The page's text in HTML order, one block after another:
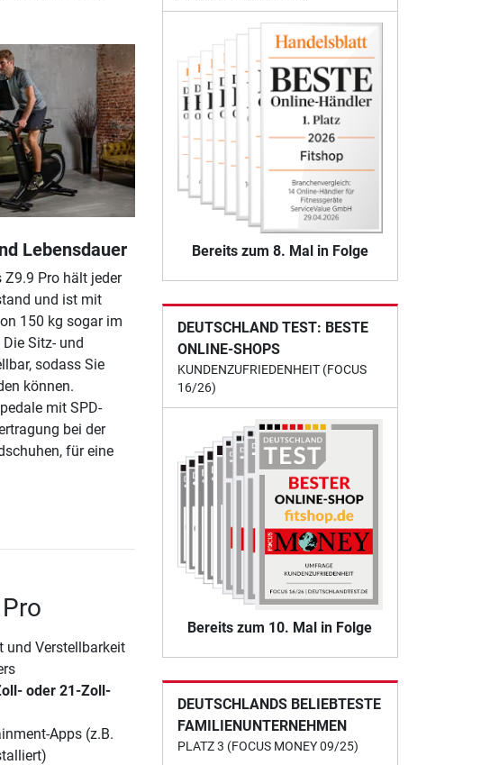
Lebensdauer
Pro hält jeder
und ist mit
150 kg sogar im
Sitz- und
sodass Sie
können.
mit SPD-
bei der
für eine
und Verstellbarkeit
oder 21-Zoll-
Apps (z.B.
Bereits zum 8. Mal in Folge
DEUTSCHLAND TEST: BESTE
ONLINE-SHOPS
KUNDENZUFRIEDENHEIT (FOCUS
16/26)
Bereits zum 10. Mal in Folge
DEUTSCHLANDS BELIEBTESTE
FAMILIENUNTERNEHMEN
PLATZ 3 (FOCUS MONEY 09/25)